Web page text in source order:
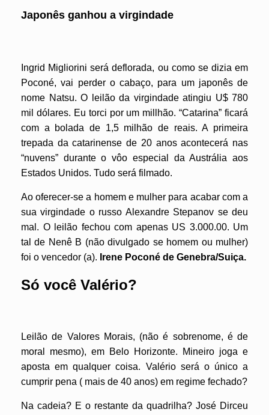
Japonês ganhou a virgindade
Ingrid Migliorini será deflorada, ou como se dizia em
Poconé, vai perder o cabaço, para um japonês de
nome Natsu. O leilão da virgindade atingiu U$ 780
mil dólares. Eu torci por um millhão. “Catarina” ficará
com a bolada de 1,5 milhão de reais. A primeira
trepada da catarinense de 20 anos acontecerá nas
“nuvens” durante o vôo especial da Austrália aos
Estados Unidos. Tudo será filmado.
Ao oferecer-se a homem e mulher para acabar com a
sua virgindade o russo Alexandre Stepanov se deu
mal. O leilão fechou com apenas US 3.000.00. Um
tal de Nenê B (não divulgado se homem ou mulher)
foi o vencedor (a). Irene Poconé de Genebra/Suiça.
Só você Valério?
Leilão de Valores Morais, (não é sobrenome, é de
moral mesmo), em Belo Horizonte. Mineiro joga e
aposta em qualquer coisa. Valério será o único a
cumprir pena ( mais de 40 anos) em regime fechado?
Na cadeia? E o restante da quadrilha? José Dirceu